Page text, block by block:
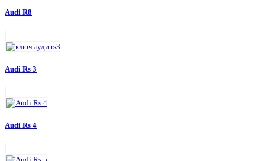
Audi R8
Audi Rs 3
Audi Rs 4